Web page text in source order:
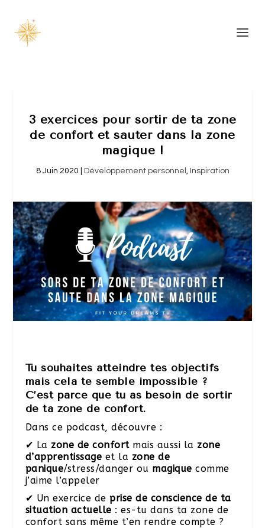
3 exercices pour sortir de ta zone
de confort et sauter dans la zone
magique !
8 Juin 2020 Développement personnel , Inspiration
Tu souhaites atteindre tes objectifs
mais cela te semble impossible ?
C’est parce que tu as besoin de sortir
de ta zone de confort.
Dans ce podcast, découvre :
✔ La zone de confortmais aussi la zone
d’apprentissage et la zone de
panique/stress/danger ou magique comme
j’aime l’appeler
✔ Un exercice deprise de conscience de ta
situation actuelle : es-tu dans ta zone de
confort sans même t’en rendre compte ?